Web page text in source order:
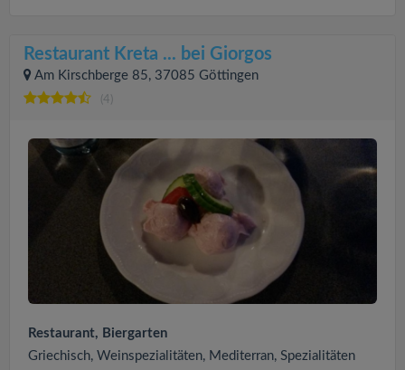
Restaurant Kreta ... bei Giorgos
Am Kirschberge 85, 37085 Göttingen
(4)
Restaurant, Biergarten
Griechisch, Weinspezialitäten, Mediterran, Spezialitäten